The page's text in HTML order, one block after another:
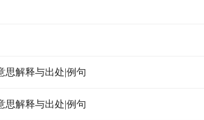
思解释与出处|例句
思解释与出处|例句